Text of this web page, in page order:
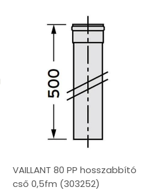
VAILLANT 80 PP hosszabbító
cső 0,5fm (303252)